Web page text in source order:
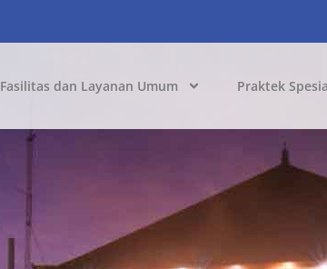
Fasilitas dan Layanan Umum Praktek